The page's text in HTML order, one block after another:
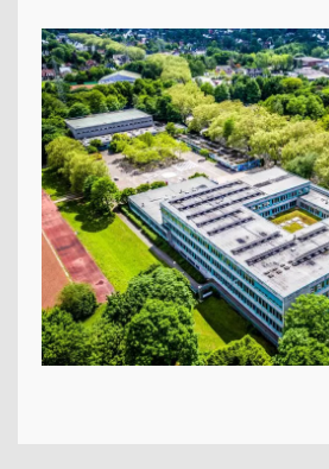
Geschäftsverteilungsplan
Kollegium
Vertretung der Schülerschaft
Praktikum
Erziehungsberechtigte & Förderverein
Ehemalige
Schulsozialarbeit